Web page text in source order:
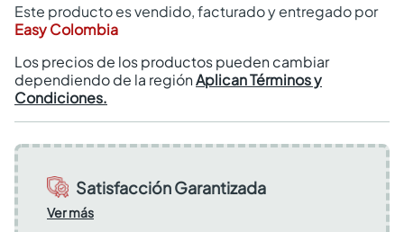
Este producto es vendido, facturado y entregado por
Easy Colombia
Los precios de los productos pueden cambiar
dependiendo de la regiónAplican Términos y
Condiciones.
Satisfacción Garantizada
Ver más